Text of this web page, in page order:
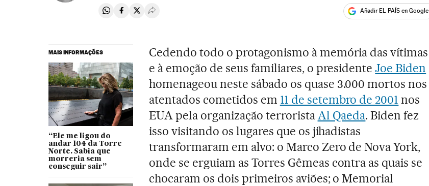
Compartir en Whatsapp
Compartir en Facebook
Compartir en Twitter
Desplegar Redes Sociales Añadir EL PAÍS en Google
MAIS INFORMAÇÕES
“Ele me ligou do
andar 104 da Torre
Norte. Sabia que
morreria sem
conseguir sair”
Cedendo todo o protagonismo à memória das vítimas
e à emoção de seus familiares, o presidenteJoe Biden
homenageou neste sábado os quase 3.000 mortos nos
atentados cometidos em 11 de setembro de 2001 nos
EUA pela organização terroristaAl Qaeda. Biden fez
isso visitando os lugares que os jihadistas
transformaram em alvo: o Marco Zero de Nova York,
onde se erguiam as Torres Gêmeas contra as quais se
chocaram os dois primeiros aviões; o Memorial